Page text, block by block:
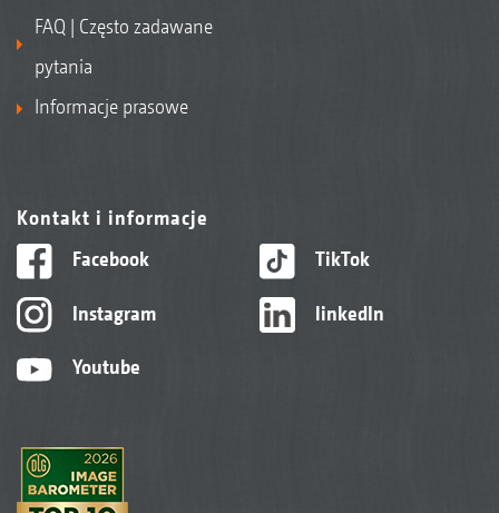
FAQ | Często zadawane
pytania
Informacje prasowe
Kontakt i informacje
Facebook
Instagram
Youtube
TikTok
linkedIn